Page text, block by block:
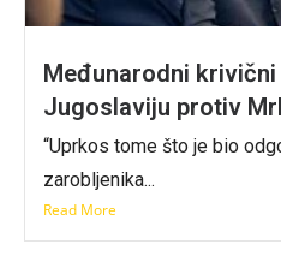
Međunarodni krivični
Jugoslaviju protiv
“Uprkos tome što je bio
zarobljenika...
Read More